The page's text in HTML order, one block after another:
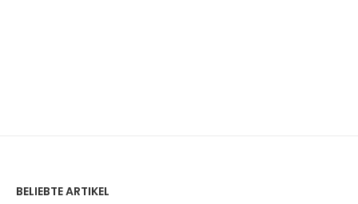
BELIEBTE ARTIKEL